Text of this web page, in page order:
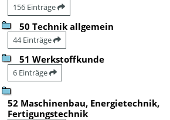
156 Einträge
50 Technik allgemein
44 Einträge
51 Werkstoffkunde
6 Einträge
52 Maschinenbau, Energietechnik,
Fertigungstechnik